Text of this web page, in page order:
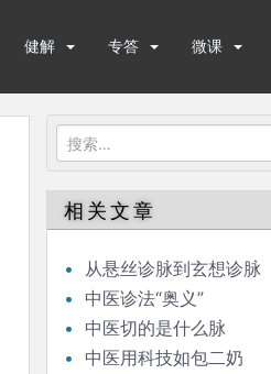
健解 专答 微课
搜
索：
相关文章
从悬丝诊脉到玄想诊脉
中医诊法“奥义”
中医切的是什么脉
中医用科技如包二奶